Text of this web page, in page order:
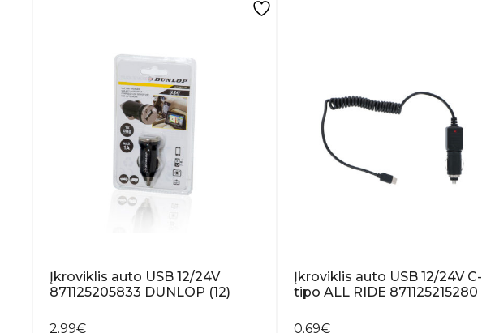
Įkroviklis auto USB 12/24V
871125205833 DUNLOP (12)
2.99€
Įkroviklis auto USB 12/24V C-
tipo ALL RIDE 871125215280
0.69€